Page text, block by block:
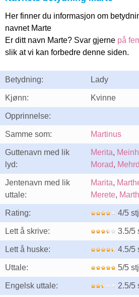
Her finner du informasjon om
navnet Marte
Er ditt navn Marte? Svar gjerne på
slik at vi kan forbedre denne siden.
Betydning: Lady
Kjønn: Kvinne
Opprinnelse:
Samme som: Martinus
Guttenavn med lik
lyd:
Merita,
Morad,
Jentenavn med lik
uttale:
Marita,
Merete,
Rating: 4/5
Lett å skrive: 3.5/5
Lett å huske: 4.5/5
Uttale: 5/5
Engelsk uttale: 2.5/5